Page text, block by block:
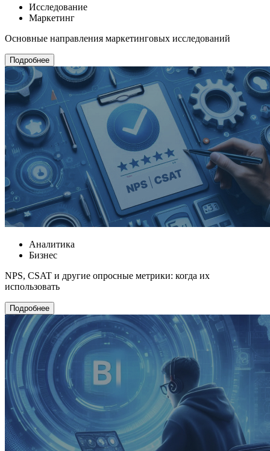
Исследование
Маркетинг
Основные направления маркетинговых исследований
Подробнее
Аналитика
Бизнес
NPS, CSAT и другие опросные метрики: когда их
использовать
Подробнее